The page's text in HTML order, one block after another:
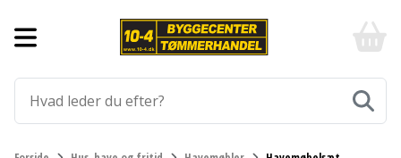
Aluprofiler
Armering
Gulve
FliserVærktøj
-
billigt
og